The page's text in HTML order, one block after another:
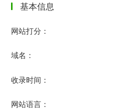
基本信息
网站打分：
域名：
收录时间：
网站语言：